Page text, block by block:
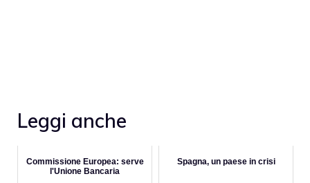
Leggi anche
Commissione Europea: serve
l'Unione Bancaria
Spagna, un paese in crisi